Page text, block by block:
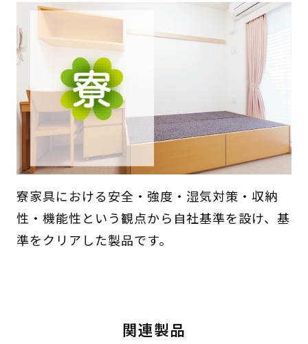
寮家具における安全・強度・湿気対策・収納
性・機能性という観点から自社基準を設け、基
準をクリアした製品です。
関連製品